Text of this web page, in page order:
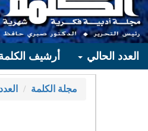
العدد الحالي أرشيف
مجلة الكلمة العدد 35 نوفمبر 2009